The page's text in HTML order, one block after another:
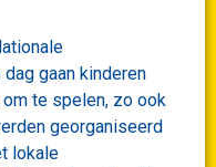
gaan kinderen
te spelen, zo ook
georganiseerd
lokale